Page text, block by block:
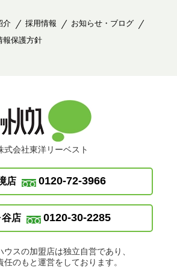
介 採用情報
お知らせ・ブログ
報保護方針
式会社東洋リーベスト
店 0120-72-3966
谷店 0120-30-2285
スの加盟店は独立自営であり、
任のもと運営をしております。